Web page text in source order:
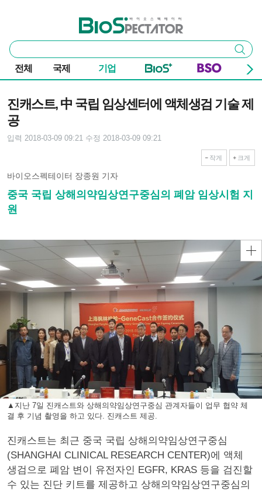
바이오스펙테이터
통
합
검
색
검색
전체 국제 기업
진캐스트, 中 국립 임상센터에 액체생검 기술 제
공
입력 2018-03-09 09:21 수정 2018-03-09 09:21
작게 크게
바이오스펙테이터 장종원 기자
중국 국립 상해의약임상연구중심의 폐암 임상시험 지
원
▲지난 7일 진캐스트와 상해의약임상연구중심 관계자들이 업무 협약 체
결 후 기념 촬영을 하고 있다. 진캐스트 제공.
진캐스트는 최근 중국 국립 상해의약임상연구중심
(SHANGHAI CLINICAL RESEARCH CENTER)에 액체
생검으로 폐암 변이 유전자인 EGFR, KRAS 등을 검진할
수 있는 진단 키트를 제공하고 상해의약임상연구중심의